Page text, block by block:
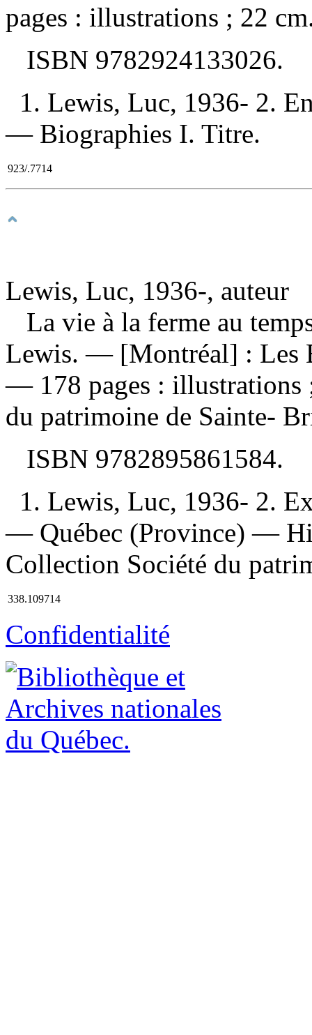
pages : illustrations ; 22
ISBN 9782924133026.
1. Lewis, Luc, 1936- 2.
— Biographies I. Titre.
923/.7714
Lewis, Luc, 1936-, auteur
La vie à la ferme au
Lewis. — [Montréal] : Les
— 178 pages :
du patrimoine de Sainte-
ISBN 9782895861584.
1. Lewis, Luc, 1936- 2.
— Québec (Province) —
Collection Société du
338.109714
Confidentialité